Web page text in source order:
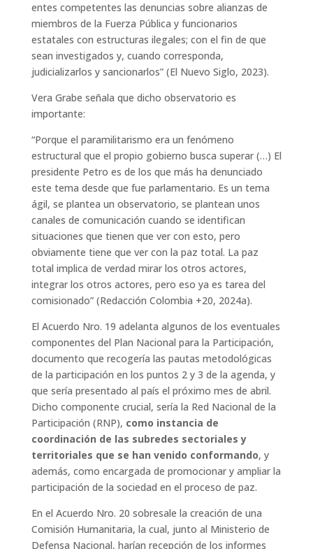
entes competentes las denuncias sobre alianzas de
miembros de la Fuerza Pública y funcionarios
estatales con estructuras ilegales; con el fin de que
sean investigados y, cuando corresponda,
judicializarlos y sancionarlos” (El Nuevo Siglo, 2023).
Vera Grabe señala que dicho observatorio es
importante:
“Porque el paramilitarismo era un fenómeno
estructural que el propio gobierno busca superar (…) El
presidente Petro es de los que más ha denunciado
este tema desde que fue parlamentario. Es un tema
ágil, se plantea un observatorio, se plantean unos
canales de comunicación cuando se identifican
situaciones que tienen que ver con esto, pero
obviamente tiene que ver con la paz total. La paz
total implica de verdad mirar los otros actores,
integrar los otros actores, pero eso ya es tarea del
comisionado” (Redacción Colombia +20, 2024a).
El Acuerdo Nro. 19 adelanta algunos de los eventuales
componentes del Plan Nacional para la Participación,
documento que recogería las pautas metodológicas
de la participación en los puntos 2 y 3 de la agenda, y
que sería presentado al país el próximo mes de abril.
Dicho componente crucial, sería la Red Nacional de la
Participación (RNP), como instancia de
coordinación de las subredes sectoriales y
territoriales que se han venido conformando, y
además, como encargada de promocionar y ampliar la
participación de la sociedad en el proceso de paz.
En el Acuerdo Nro. 20 sobresale la creación de una
Comisión Humanitaria, la cual, junto al Ministerio de
Defensa Nacional, harían recepción de los informes